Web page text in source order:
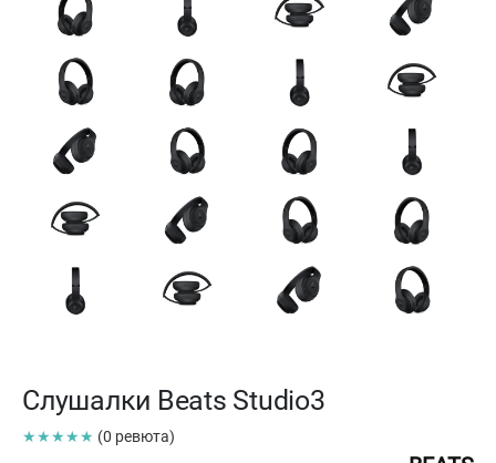
Слушалки Beats Studio3
★★★★★ (0 ревюта)